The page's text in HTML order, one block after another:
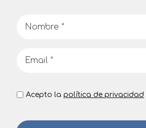
Acepto la política de privacidad